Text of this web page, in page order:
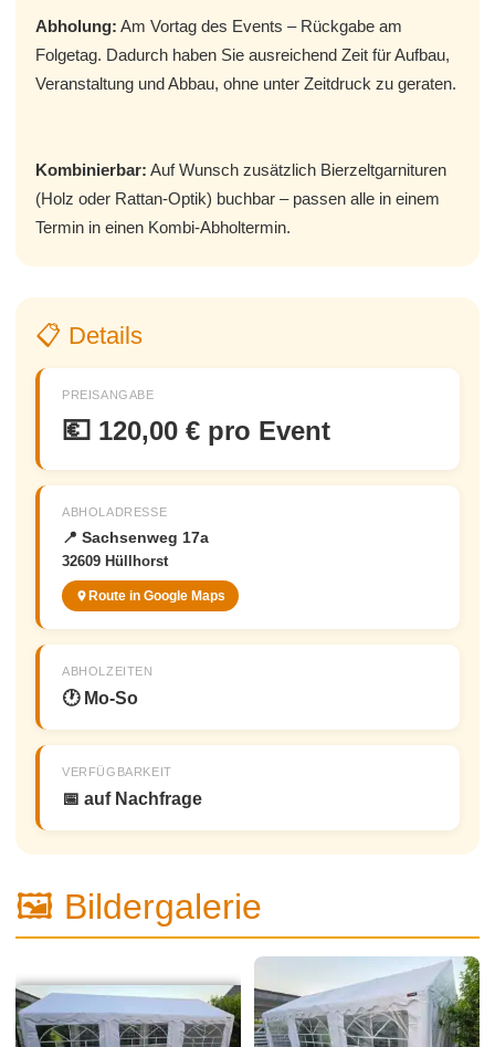
Abholung: Am Vortag des Events – Rückgabe am
Folgetag. Dadurch haben Sie ausreichend Zeit für Aufbau,
Veranstaltung und Abbau, ohne unter Zeitdruck zu geraten.
Kombinierbar: Auf Wunsch zusätzlich Bierzeltgarnituren
(Holz oder Rattan-Optik) buchbar – passen alle in einem
Termin in einen Kombi-Abholtermin.
📋 Details
PREISANGABE
💶 120,00 € pro Event
ABHOLADRESSE
📍 Sachsenweg 17a
32609 Hüllhorst
Route in Google Maps
ABHOLZEITEN
🕐 Mo-So
VERFÜGBARKEIT
📅 auf Nachfrage
🖼 Bildergalerie